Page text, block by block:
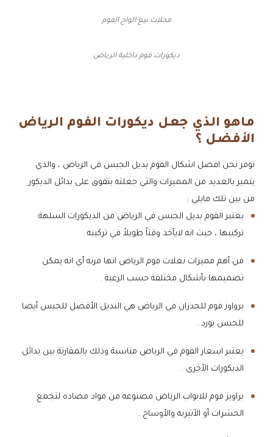
محلات بيع الواح الفوم
ديكورات فوم داخلية الرياض
ماهو الذي جعل ديكورات الفوم الرياض
الأفضل ؟
نوفر نحن افضل اشكال الفوم بديل الجبس في الرياض ، والذي
يتميز بالعديد من المميزات والتي جعلته يتفوق على بدائل الديكور
من بين تلك مايلي :
يعتبر الفوم بديل الجبس في الرياض من الديكورات السلهة
تركيبها ، حيث انه لايأخذ وقتاً طويلاً في تركيبه .
من أهم مميزات نعلات فوم الرياض انها مرنه أي انه يمكن
تصميمها بأشكال مختلفة حسب الرغبة .
برواوز فوم للجدران في الرياض هي البديل الأفضل للجبس أيضا
للجبس بورد .
يعتبر اسعار الفوم في الرياض مناسبة وذلك بالمقارنة بين بدائل
الديكورات الأخرى .
براويز فوم للابواب الرياض مصنوعه من مواد مضاده لتجمع
الحشرات أو الأتبربه والأوساخ .